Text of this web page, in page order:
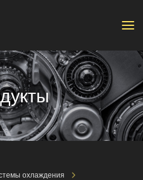
охлаждения